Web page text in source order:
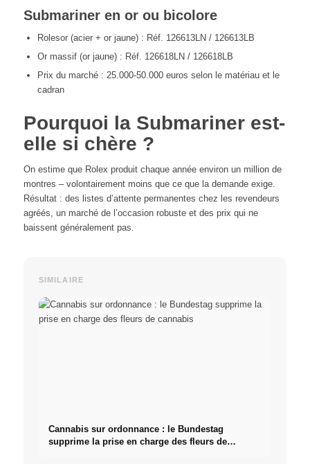
Submariner en or ou bicolore
Rolesor (acier + or jaune) : Réf. 126613LN / 126613LB
Or massif (or jaune) : Réf. 126618LN / 126618LB
Prix du marché : 25.000-50.000 euros selon le matériau et le
cadran
Pourquoi la Submariner est-
elle si chère ?
On estime que Rolex produit chaque année environ un million de
montres – volontairement moins que ce que la demande exige.
Résultat : des listes d’attente permanentes chez les revendeurs
agréés, un marché de l’occasion robuste et des prix qui ne
baissent généralement pas.
SIMILAIRE
Cannabis sur ordonnance : le Bundestag
supprime la prise en charge des fleurs de